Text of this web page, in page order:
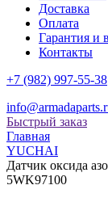
Доставка
Оплата
Гарантия и
Контакты
+7 (982) 997-55-38
Быстрый заказ
Главная
YUCHAI
Датчик оксида
5WK97100